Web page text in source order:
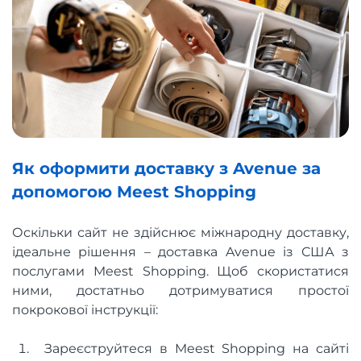
Як оформити доставку з Avenue за
допомогою Meest Shopping
Оскільки сайт не здійснює міжнародну доставку,
ідеальне рішення – доставка Avenue із США з
послугами Meest Shopping. Щоб скористатися
ними, достатньо дотримуватися простої
покрокової інструкції:
Зареєструйтеся в Meest Shopping на сайті